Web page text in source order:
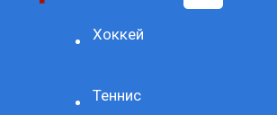
Хоккей
Теннис